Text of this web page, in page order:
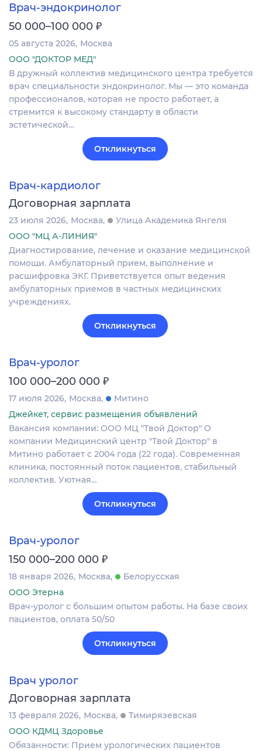
Врач-эндокринолог
50 000–100 000 ₽
05 августа 2026 Москва
ООО "ДОКТОР МЕД"
В дружный коллектив медицинского центра требуется
врач специальности эндокринолог. Мы — это команда
профессионалов, которая не просто работает, а
стремится к высокому стандарту в области
эстетической…
Откликнуться
Врач-кардиолог
Договорная зарплата
23 июля 2026 Москва
Улица Академика Янгеля
ООО "МЦ А-ЛИНИЯ"
Диагностирование, лечение и оказание медицинской
помощи. Амбулаторный прием, выполнение и
расшифровка ЭКГ. Приветствуется опыт ведения
амбулаторных приемов в частных медицинских
учреждениях.
Откликнуться
Врач-уролог
100 000–200 000 ₽
17 июля 2026 Москва
Митино
Джейкет, сервис размещения объявлений
Вакансия компании: ООО МЦ "Твой Доктор" О
компании Медицинский центр "Твой Доктор" в
Митино работает с 2004 года (22 года). Современная
клиника, постоянный поток пациентов, стабильный
коллектив. Уютная…
Откликнуться
Врач-уролог
150 000–200 000 ₽
18 января 2026 Москва
Белорусская
ООО Этерна
Врач-уролог с большим опытом работы. На базе своих
пациентов, оплата 50/50
Откликнуться
Врач уролог
Договорная зарплата
13 февраля 2026 Москва
Тимирязевская
ООО КДМЦ Здоровье
Обязанности: Прием урологических пациентов